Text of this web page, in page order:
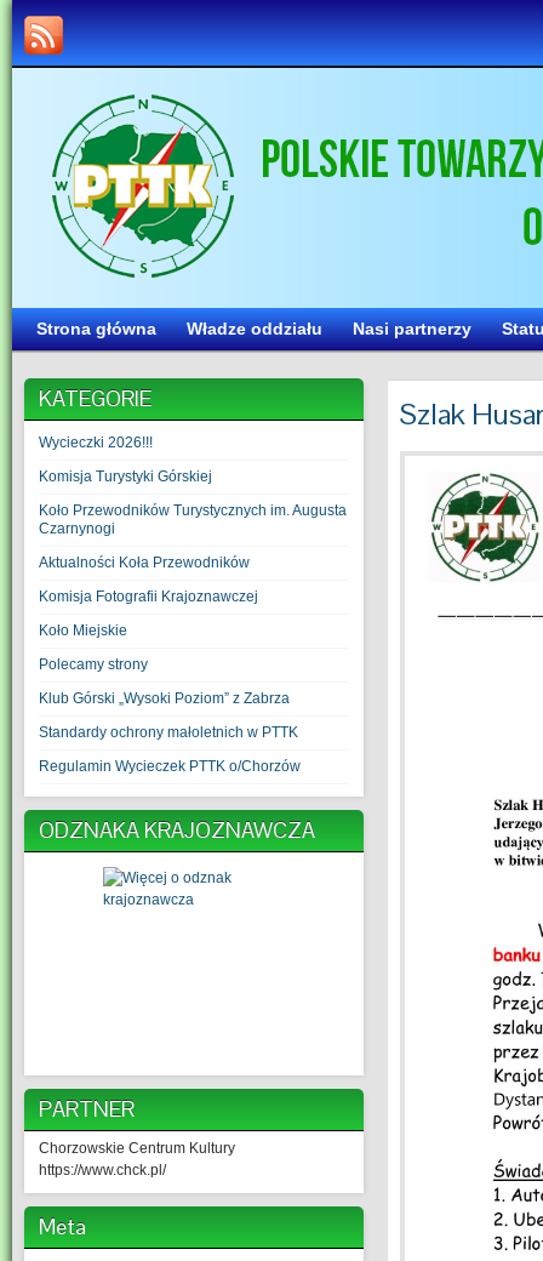
Strona główna Władze oddziału Nasi partnerzy
KATEGORIE
Wycieczki 2026!!!
Komisja Turystyki Górskiej
Koło Przewodników Turystycznych im. Augusta
Czarnynogi
Aktualności Koła Przewodników
Komisja Fotografii Krajoznawczej
Koło Miejskie
Polecamy strony
Klub Górski „Wysoki Poziom” z Zabrza
Standardy ochrony małoletnich w PTTK
Regulamin Wycieczek PTTK o/Chorzów
ODZNAKA KRAJOZNAWCZA
PARTNER
Chorzowskie Centrum Kultury
https://www.chck.pl/
Meta
Szlak